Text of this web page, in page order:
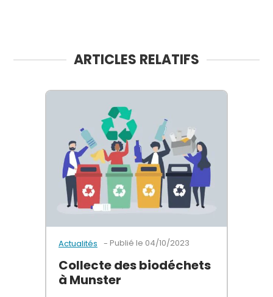
ARTICLES RELATIFS
Actualités Publié le 04/10/2023
Collecte des biodéchets
à Munster